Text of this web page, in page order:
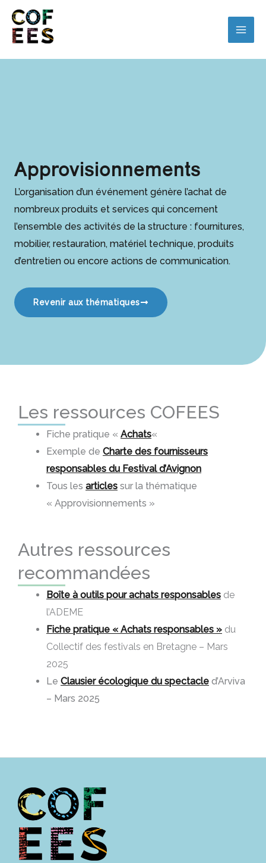
Approvisionnements
L’organisation d’un événement génère l’achat de
nombreux produits et services qui concernent
l’ensemble des activités de la structure : fournitures,
mobilier, restauration, matériel technique, produits
d’entretien ou encore actions de communication.
Revenir aux thématiques
Les ressources COFEES
Fiche pratique « Achats«
Exemple de Charte des fournisseurs
responsables du Festival d’Avignon
Tous les articles sur la thématique
« Approvisionnements »
Autres ressources
recommandées
Boîte à outils pour achats responsables de
l’ADEME
Fiche pratique « Achats responsables » du
Collectif des festivals en Bretagne – Mars
2025
Le Clausier écologique du spectacle d’Arviva
– Mars 2025